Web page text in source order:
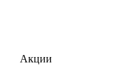
Акции